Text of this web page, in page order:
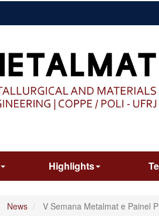
Highlights
News V Semana Metalmat e Painel